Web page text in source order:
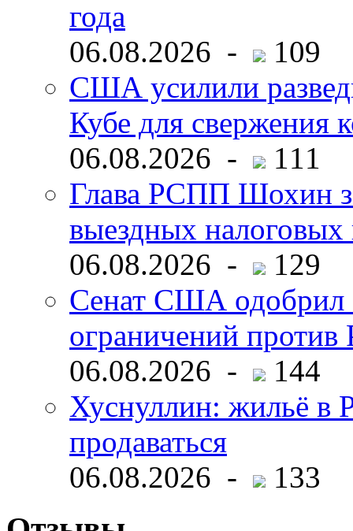
года
06.08.2026 -
109
США усилили
Кубе для свержения
06.08.2026 -
111
Глава РСПП Шохин
выездных налоговых
06.08.2026 -
129
Сенат США одобрил
ограничений
06.08.2026 -
144
Хуснуллин: жильё в
продаваться
06.08.2026 -
133